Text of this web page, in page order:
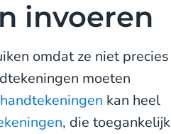
invoeren
omdat ze niet precies
moeten
kan heel
, die toegankelijk